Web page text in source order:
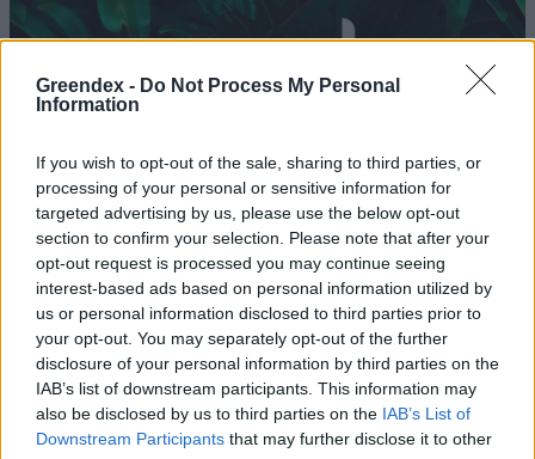
Greendex - Do Not Process My Personal
Information
If you wish to opt-out of the sale, sharing to third parties, or
processing of your personal or sensitive information for
targeted advertising by us, please use the below opt-out
section to confirm your selection. Please note that after your
opt-out request is processed you may continue seeing
interest-based ads based on personal information utilized by
us or personal information disclosed to third parties prior to
your opt-out. You may separately opt-out of the further
disclosure of your personal information by third parties on the
IAB’s list of downstream participants. This information may
also be disclosed by us to third parties on the IAB’s List of
Downstream Participants that may further disclose it to other
Átadták a Vizek Háza
élményparkot
Greendex szemle